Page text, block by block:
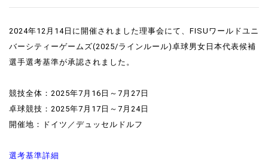
2024年12月14日に開催されました理事会にて、FISUワールドユニ
バーシティーゲームズ(2025/ラインルール)卓球男女日本代表候補
選手選考基準が承認されました。
競技全体：2025年7月16日～7月27日
卓球競技：2025年7月17日～7月24日
開催地：ドイツ／デュッセルドルフ
選考基準詳細